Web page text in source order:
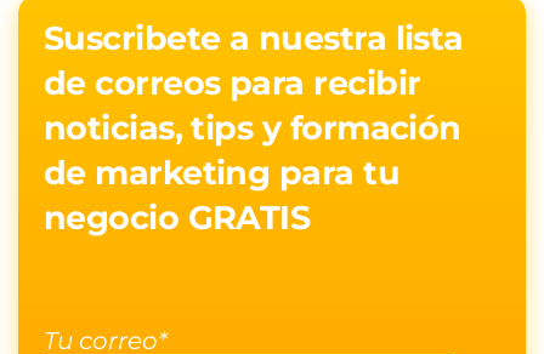
Suscribete a nuestra lista
de correos para recibir
noticias, tips y formación
de marketing para tu
negocio GRATIS
Tu correo*